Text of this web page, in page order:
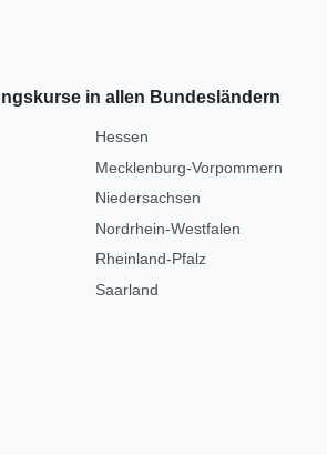
in allen Bundesländern
Hessen
Mecklenburg-Vorpommern
Niedersachsen
Nordrhein-Westfalen
Rheinland-Pfalz
Saarland